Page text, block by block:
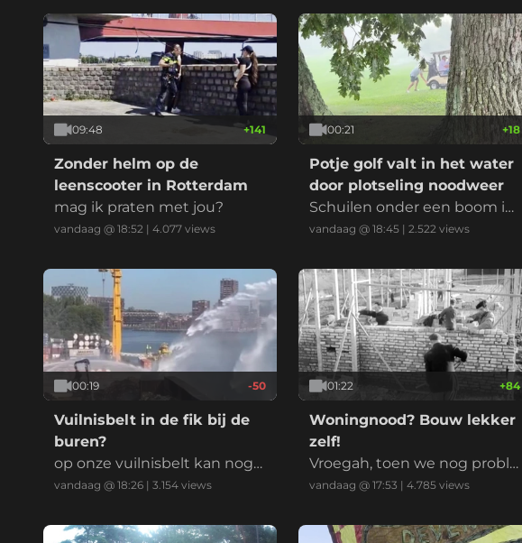
09:48 +141
Zonder helm op de
leenscooter in Rotterdam
mag ik praten met jou?
vandaag @ 18:52 | 4.077 views
00:21 +18
Potje golf valt in het water
door plotseling noodweer
Schuilen onder een boom is
niet aan te raden
vandaag @ 18:45| 2.522views
00:19 -50
Vuilnisbelt in de fik bij de
buren?
op onze vuilnisbelt kan nog
gewoon gespeeld worden!
vandaag @ 18:26 | 3.154 views
01:22 +84
Woningnood? Bouw lekker
zelf!
Vroegah, toen we nog proble
men oplosten met de hand
vandaag @ 17:53 | 4.785views